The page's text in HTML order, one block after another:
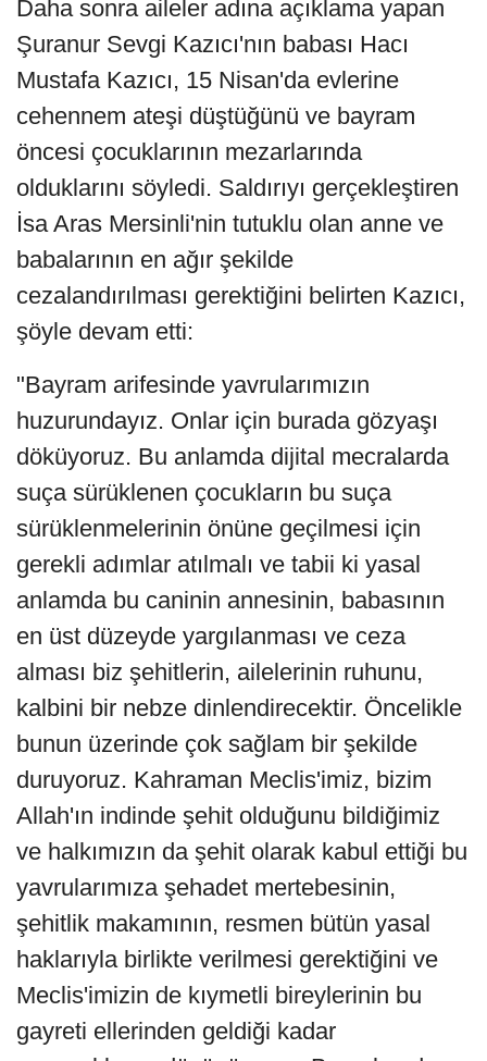
Daha sonra aileler adına açıklama yapan
Şuranur Sevgi Kazıcı'nın babası Hacı
Mustafa Kazıcı, 15 Nisan'da evlerine
cehennem ateşi düştüğünü ve bayram
öncesi çocuklarının mezarlarında
olduklarını söyledi. Saldırıyı gerçekleştiren
İsa Aras Mersinli'nin tutuklu olan anne ve
babalarının en ağır şekilde
cezalandırılması gerektiğini belirten Kazıcı,
şöyle devam etti:
"Bayram arifesinde yavrularımızın
huzurundayız. Onlar için burada gözyaşı
döküyoruz. Bu anlamda dijital mecralarda
suça sürüklenen çocukların bu suça
sürüklenmelerinin önüne geçilmesi için
gerekli adımlar atılmalı ve tabii ki yasal
anlamda bu caninin annesinin, babasının
en üst düzeyde yargılanması ve ceza
alması biz şehitlerin, ailelerinin ruhunu,
kalbini bir nebze dinlendirecektir. Öncelikle
bunun üzerinde çok sağlam bir şekilde
duruyoruz. Kahraman Meclis'imiz, bizim
Allah'ın indinde şehit olduğunu bildiğimiz
ve halkımızın da şehit olarak kabul ettiği bu
yavrularımıza şehadet mertebesinin,
şehitlik makamının, resmen bütün yasal
haklarıyla birlikte verilmesi gerektiğini ve
Meclis'imizin de kıymetli bireylerinin bu
gayreti ellerinden geldiği kadar